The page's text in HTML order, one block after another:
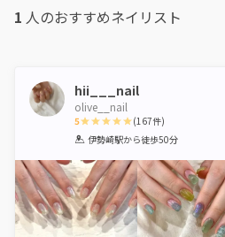
1 人のおすすめネイリスト
hii___nail
olive__nail
5
1 2 3 4 5
(167件)
伊勢崎駅から徒歩50分